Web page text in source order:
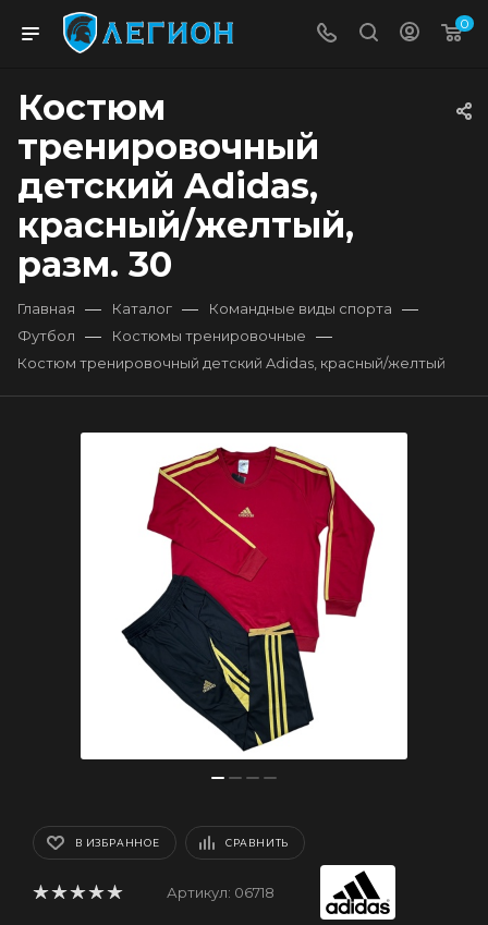
0
Костюм
тренировочный
детский Adidas,
красный/желтый,
разм. 30
Главная — Каталог — Командные виды спорта —
Футбол — Костюмы тренировочные —
Костюм тренировочный детский Adidas, красный/желтый
В ИЗБРАННОЕ СРАВНИТЬ
Артикул: 06718